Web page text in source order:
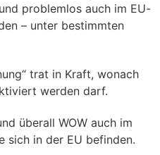
problemlos auch im EU-
– unter bestimmten
trat in Kraft, wonach
werden darf.
überall WOW auch im
sich in der EU befinden.